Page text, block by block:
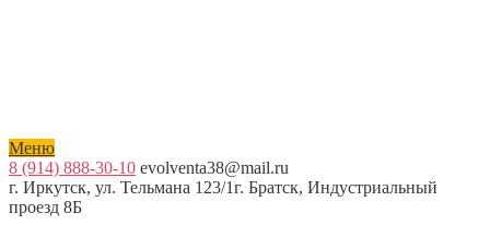
Меню
8 (914) 888-30-10 evolventa38@mail.ru
г. Иркутск, ул. Тельмана 123/1г. Братск, Индустриальный
проезд 8Б